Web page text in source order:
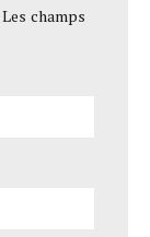
Les champs